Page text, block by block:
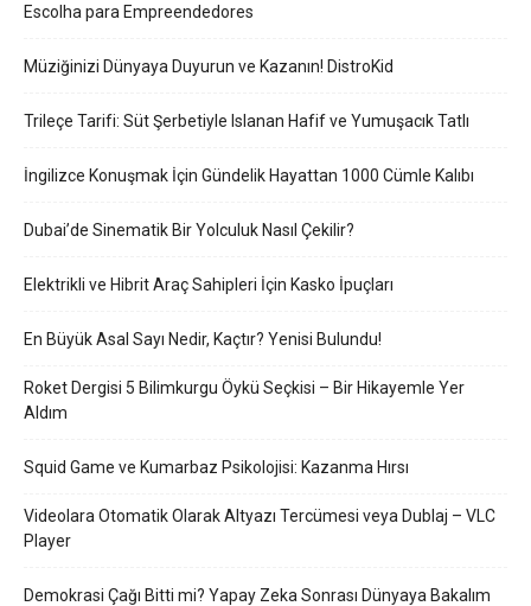
Escolha para Empreendedores
Müziğinizi Dünyaya Duyurun ve Kazanın! DistroKid
Trileçe Tarifi: Süt Şerbetiyle Islanan Hafif ve Yumuşacık Tatlı
İngilizce Konuşmak İçin Gündelik Hayattan 1000 Cümle Kalıbı
Dubai’de Sinematik Bir Yolculuk Nasıl Çekilir?
Elektrikli ve Hibrit Araç Sahipleri İçin Kasko İpuçları
En Büyük Asal Sayı Nedir, Kaçtır? Yenisi Bulundu!
Roket Dergisi 5 Bilimkurgu Öykü Seçkisi – Bir Hikayemle Yer
Aldım
Squid Game ve Kumarbaz Psikolojisi: Kazanma Hırsı
Videolara Otomatik Olarak Altyazı Tercümesi veya Dublaj – VLC
Player
Demokrasi Çağı Bitti mi? Yapay Zeka Sonrası Dünyaya Bakalım